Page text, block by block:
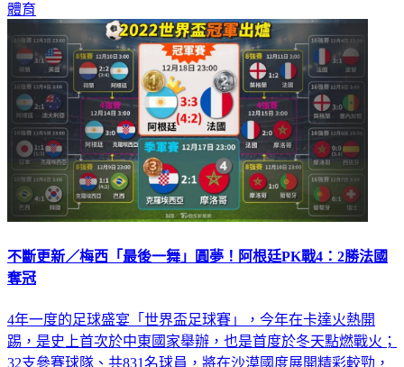
體育
不斷更新／梅西「最後一舞」圓夢！阿根廷PK戰4：2勝法國
奪冠
4年一度的足球盛宴「世界盃足球賽」，今年在卡達火熱開
踢，是史上首次於中東國家舉辦，也是首度於冬天點燃戰火；
32支參賽球隊、共831名球員，將在沙漠國度展開精彩較勁，